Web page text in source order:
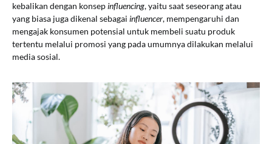
kebalikan dengan konsepinfluencing, yaitu saat seseorang atau
yang biasa juga dikenal sebagai influencer, mempengaruhi dan
mengajak konsumen potensial untuk membeli suatu produk
tertentu melalui promosi yang pada umumnya dilakukan melalui
media sosial.